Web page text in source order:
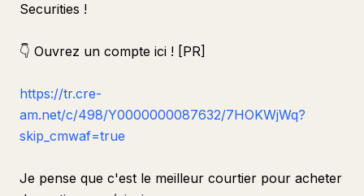
Securities !
👇 Ouvrez un compte ici ! [PR]
https://tr.cre-
am.net/c/498/Y0000000087632/7HOKWjWq?
skip_cmwaf=true
Je pense que c'est le meilleur courtier pour acheter